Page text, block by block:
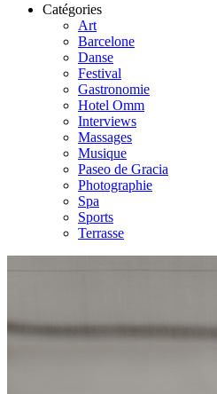
Catégories
Art
Barcelone
Danse
Festival
Gastronomie
Hotel Omm
Interviews
Massages
Musique
Paseo de Gracia
Photographie
Spa
Sports
Terrasse